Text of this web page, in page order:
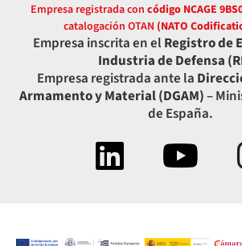
Empresa registrada con código NCAGE
catalogación OTAN (NATO
Empresa inscrita en el Registro de
Industria de Defensa
Empresa registrada ante la
Armamento y Material (DGAM)–
de España.